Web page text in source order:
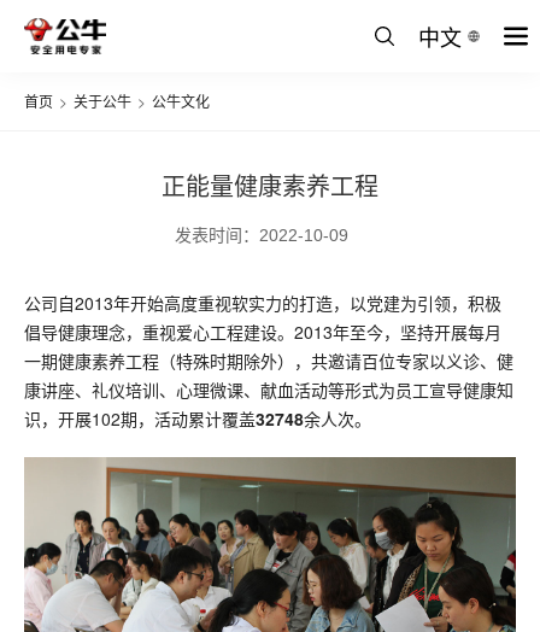
中文
首页 > 关于公牛 > 公牛文化
正能量健康素养工程
发表时间：2022-10-09
公司自2013年开始高度重视软实力的打造，以党建为引领，积极
倡导健康理念，重视爱心工程建设。2013年至今，坚持开展每月
一期健康素养工程（特殊时期除外），共邀请百位专家以义诊、健
康讲座、礼仪培训、心理微课、献血活动等形式为员工宣导健康知
识，开展102期，活动累计覆盖32748余人次。